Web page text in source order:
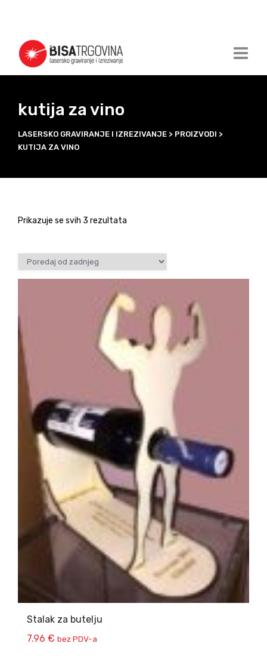
kutija za vino
LASERSKO GRAVIRANJE I IZREZIVANJE > PROIZVODI >
KUTIJA ZA VINO
Prikazuje se svih 3 rezultata
Stalak za butelju
7.96 € bez PDV-a